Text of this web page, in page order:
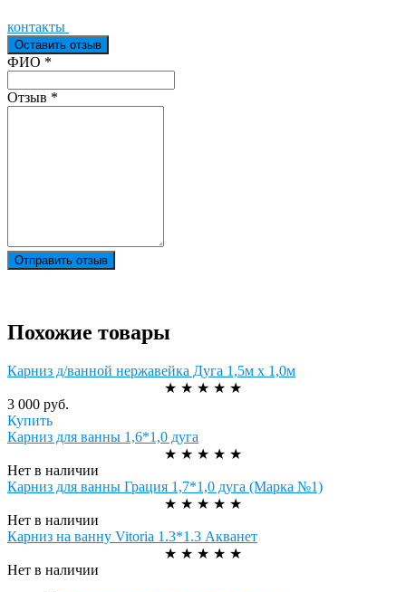
контакты
Оставить отзыв
Ваш отзыв был отправлен!
ФИО *
Отзыв *
Отправить отзыв
Похожие товары
Карниз д/ванной нержавейка Дуга 1,5м х 1,0м
★ ★ ★ ★ ★
3 000 руб.
Купить
Карниз для ванны 1,6*1,0 дуга
★ ★ ★ ★ ★
Нет в наличии
Карниз для ванны Грация 1,7*1,0 дуга (Марка №1)
★ ★ ★ ★ ★
Нет в наличии
Карниз на ванну Vitoria 1.3*1.3 Акванет
★ ★ ★ ★ ★
Нет в наличии